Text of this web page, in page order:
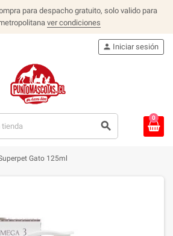
para despacho gratuito, solo valido para
ver condiciones
search
person Iniciar sesión
0
Gato 125ml